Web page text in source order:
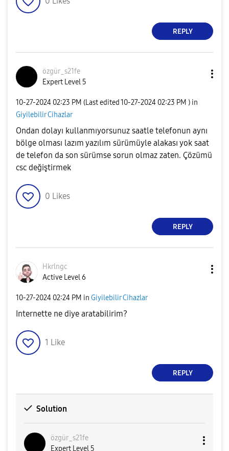
REPLY
özgür_s21fe
Expert Level 5
‎10-27-2024 02:23 PM (Last edited ‎10-27-2024 02:23 PM ) in
Giyilebilir Cihazlar
Ondan dolayı kullanmıyorsunuz saatle telefonun aynı
bölge olması lazım yazılım sürümüyle alakası yok saat
de telefon da son sürümse sorun olmaz zaten. Çözümü
csc değiştirmek
0 Likes
REPLY
Hkrlngc
Active Level 6
‎10-27-2024 02:24 PM in Giyilebilir Cihazlar
Internette ne diye aratabilirim?
1 Like
REPLY
Solution
özgür_s21fe
Expert Level 5